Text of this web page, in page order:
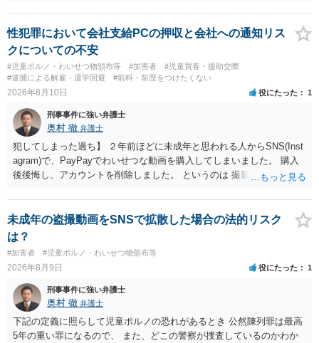
を前提に捜査機関に対する弁護活動を弁護人を選任してすべきかと思
います。ご参考にしてください。
性犯罪において会社支給PCの押収と会社への通知リス
クについての不安
#児童ポルノ・わいせつ物頒布等 #加害者
#児童買春・援助交際
#逮捕による解雇・退学回避
#前科・前歴をつけたくない
2026年8月10日 役にたった 1
刑事事件に強い弁護士
奥村 徹 弁護士
犯してしまった過ち】 ２年前ほどに未成年と思われる人からSNS(Inst
agram)で、PayPayでわいせつな動画を購入してしまいました。 購入
後後悔し、アカウントを削除しました。 というのは 撮影済みなら児童
罪・性的姿態撮影罪 16歳未満だと、不同意わいせつ罪（176条3項）
等が検討されます。 罪名によって、会社PCの押収の可能性も変わって
くるでしょう。 一般論としては、 所持罪だけであれば、 弁護士に相
談した上で、実際に使った端末を持って、警察相談に出向いておけば
会社PCまでは押収されないと思います。 不同意わいせつ罪（176条3
項）になると、 自首したとしても、自宅等の捜索差押等が行われる可
能性があります
未成年の盗撮動画をSNSで拡散した場合の法的リスク
は？
#加害者 #児童ポルノ・わいせつ物頒布等
2026年8月9日 役にたった 1
刑事事件に強い弁護士
奥村 徹 弁護士
下記の定義に照らして児童ポルノの恐れがあるとき 公然陳列罪は最高
5年の重い罪になるので、 また、どこの警察が捜査しているのかわか